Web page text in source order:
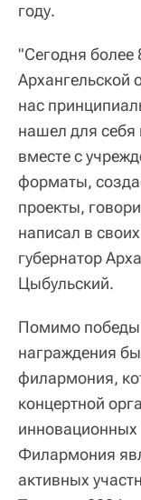
году.
"Сегодня
Архангельской
нас
нашел для себя
вместе с
форматы,
проекты,
написал в
губернатор
Цыбульский.
Помимо победы
награждения
филармония,
концертной
Филармония
активных